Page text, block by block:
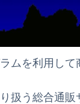
ムを利用して
扱う総合通